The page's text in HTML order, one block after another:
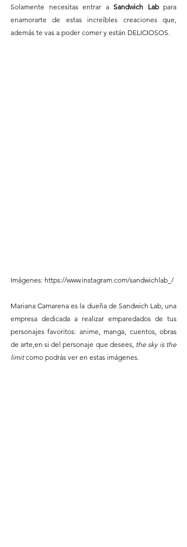
Solamente necesitas entrar a Sandwich Lab para
enamorarte de estas increíbles creaciones que,
además te vas a poder comer y están DELICIOSOS.
Imágenes: https://www.instagram.com/sandwichlab_/
Mariana Camarena es la dueña de Sandwich Lab, una
empresa dedicada a realizar emparedados de tus
personajes favoritos: anime, manga, cuentos, obras
de arte,en si del personaje que desees, the sky is the
limit como podrás ver en estas imágenes.